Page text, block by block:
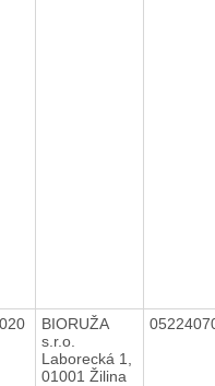
BIORUŽA
s.r.o.
Laborecká 1,
01001 Žilina